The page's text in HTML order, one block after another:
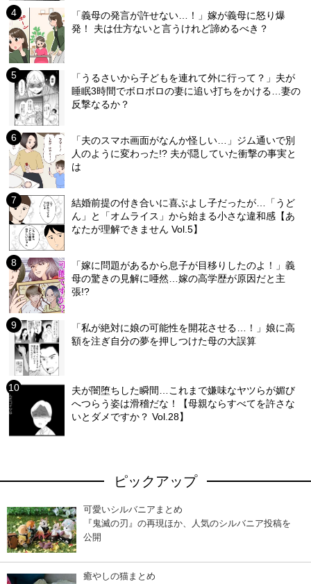
「義母の発言が許せない…！」嫁が義母に怒り爆
発！ 夫は仕方ないと言うけれど諦めるべき？
「うるさいから子どもを連れて外に行って？」夫が
睡眠3時間でボロボロの妻に追い打ちをかける…妻の
反撃なるか？
「夫のスマホ画面がなんか怪しい…」ジム通いで別
人のように変わった!? 夫が隠していた衝撃の事実と
は
結婚前提の付き合いに喜ぶよし子だったが…「うど
ん」と「オムライス」から始まる小さな違和感【あ
なたが理解できません Vol.5】
「嫁に問題があるから息子が目移りしたのよ！」義
母の驚きの見解に唖然…嫁の高学歴が原因だと主
張!?
「私が絶対に娘の可能性を開花させる…！」娘に高
額を注ぎ自分の夢を押しつけた母の大誤算
夫が闇堕ちした瞬間…これまで嫌味なヤツらが媚び
へつらう姿は滑稽だな！【母親ならすべてを許さな
いとダメですか？ Vol.28】
ピックアップ
可愛いシルバニアまとめ
『鬼滅の刃』の再現ほか、人気のシルバニア投稿を
公開
癒やしの猫まとめ